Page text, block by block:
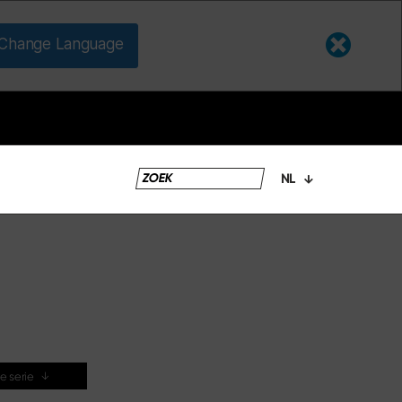
Language
NL
serie ↓